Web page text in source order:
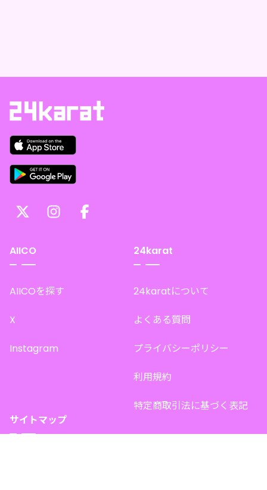
AIICO
AIICOを探す
X
Instagram
24karat
24karatについて
よくある質問
プライバシーポリシー
利用規約
特定商取引法に基づく表記
サイトマップ